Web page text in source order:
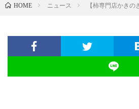
HOME ニュース 【柿専門店かき